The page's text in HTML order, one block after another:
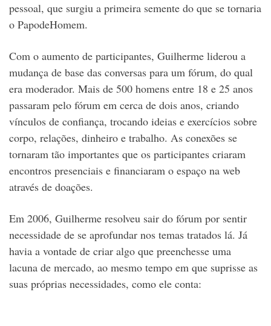
pessoal, que surgiu a primeira semente do que se tornaria
o PapodeHomem.
Com o aumento de participantes, Guilherme liderou a
mudança de base das conversas para um fórum, do qual
era moderador. Mais de 500 homens entre 18 e 25 anos
passaram pelo fórum em cerca de dois anos, criando
vínculos de confiança, trocando ideias e exercícios sobre
corpo, relações, dinheiro e trabalho. As conexões se
tornaram tão importantes que os participantes criaram
encontros presenciais e financiaram o espaço na web
através de doações.
Em 2006, Guilherme resolveu sair do fórum por sentir
necessidade de se aprofundar nos temas tratados lá. Já
havia a vontade de criar algo que preenchesse uma
lacuna de mercado, ao mesmo tempo em que suprisse as
suas próprias necessidades, como ele conta: